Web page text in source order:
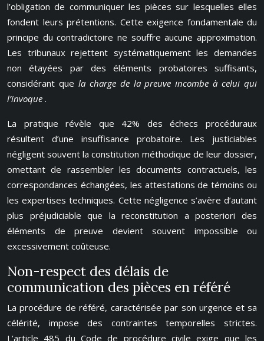
l’obligation de communiquer les pièces sur lesquelles elles
fondent leurs prétentions. Cette exigence fondamentale du
principe du contradictoire ne souffre aucune approximation.
Les tribunaux rejettent systématiquement les demandes
non étayées par des éléments probatoires suffisants,
considérant que la charge de la preuve incombe à celui qui
l’invoque .
La pratique révèle que 42% des échecs procéduraux
résultent d’une insuffisance probatoire. Les justiciables
négligent souvent la constitution méthodique de leur dossier,
omettant de rassembler les documents contractuels, les
correspondances échangées, les attestations de témoins ou
les expertises techniques. Cette négligence s’avère d’autant
plus préjudiciable que la reconstitution a posteriori des
éléments de preuve devient souvent impossible ou
excessivement coûteuse.
Non-respect des délais de
communication des pièces en référé
La procédure de référé, caractérisée par son urgence et sa
célérité, impose des contraintes temporelles strictes.
L’article 485 du Code de procédure civile exige que les